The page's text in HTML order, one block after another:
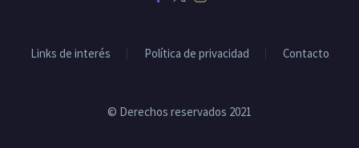
Links de interés Política de privacidad Contacto
© Derechos reservados 2021